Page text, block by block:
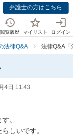
弁護士の方はこちら
閲覧履歴 マイリスト ログイン
法律Q&A 法律Q&A「
4日 11:43
。
しいです。